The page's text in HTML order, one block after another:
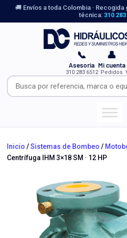
🚚 Envíos a toda Colombia ·
técnica: 310
📞
Asesoría
310 283 6512
👤
Mi cuenta
Pedidos
Inicio /Sistemas de Bombeo /
Centrífuga IHM 3×18 SM · 12 HP